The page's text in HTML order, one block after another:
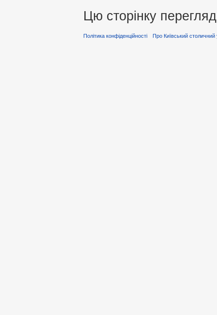
Цю сторінку
Політика конфіденційності Про Київський столичний